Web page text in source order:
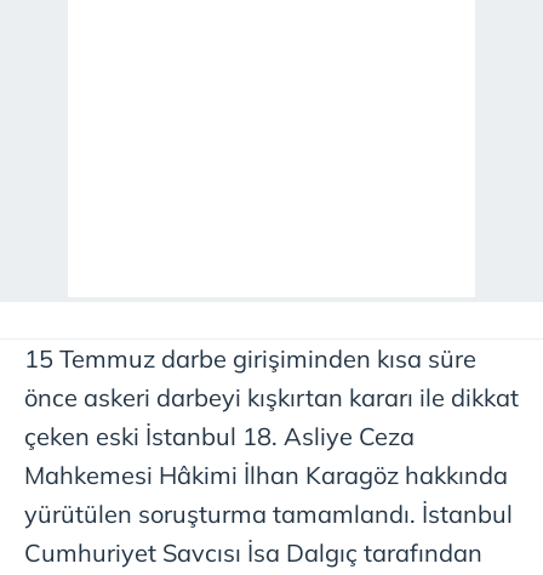
15 Temmuz darbe girişiminden kısa süre
önce askeri darbeyi kışkırtan kararı ile dikkat
çeken eski İstanbul 18. Asliye Ceza
Mahkemesi Hâkimi İlhan Karagöz hakkında
yürütülen soruşturma tamamlandı. İstanbul
Cumhuriyet Savcısı İsa Dalgıç tarafından